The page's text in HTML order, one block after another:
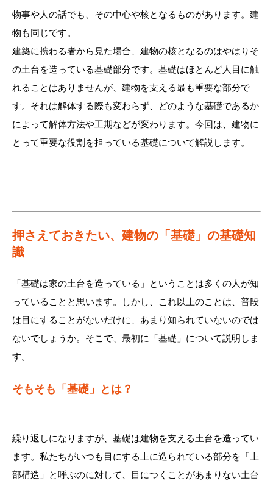
物事や人の話でも、その中心や核となるものがあります。建
物も同じです。
建築に携わる者から見た場合、建物の核となるのはやはりそ
の土台を造っている基礎部分です。基礎はほとんど人目に触
れることはありませんが、建物を支える最も重要な部分で
す。それは解体する際も変わらず、どのような基礎であるか
によって解体方法や工期などが変わります。今回は、建物に
とって重要な役割を担っている基礎について解説します。
押さえておきたい、建物の「基礎」の基礎知
識
「基礎は家の土台を造っている」ということは多くの人が知
っていることと思います。しかし、これ以上のことは、普段
は目にすることがないだけに、あまり知られていないのでは
ないでしょうか。そこで、最初に「基礎」について説明しま
す。
そもそも「基礎」とは？
繰り返しになりますが、基礎は建物を支える土台を造ってい
ます。私たちがいつも目にする上に造られている部分を「上
部構造」と呼ぶのに対して、目につくことがあまりない土台